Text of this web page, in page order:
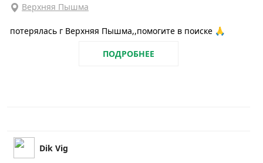
Верхняя Пышма
потерялась г Верхняя Пышма,,помогите в поиске 🙏
ПОДРОБНЕЕ
Dik Vig